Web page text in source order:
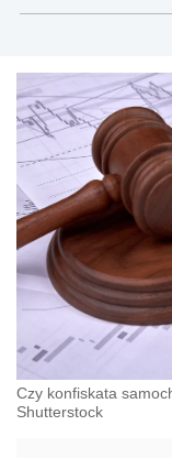
Czy konfiskata
Shutterstock